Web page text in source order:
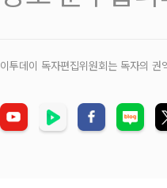
이투데이 독자편집위원회는 독자의